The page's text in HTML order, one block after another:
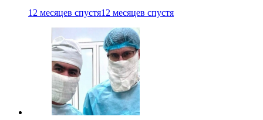
12 месяцев спустя12 месяцев спустя